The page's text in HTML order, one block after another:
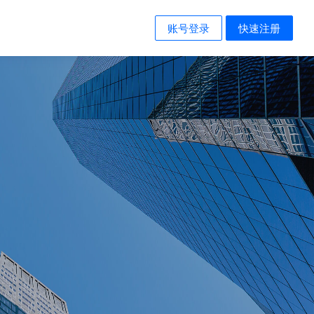
账号登录 快速注册